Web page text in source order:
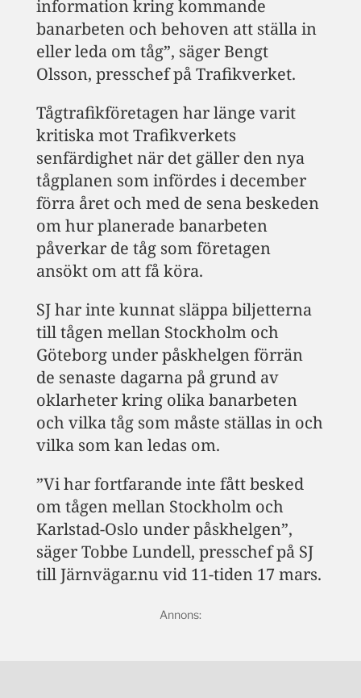
information kring kommande
banarbeten och behoven att ställa in
eller leda om tåg”, säger Bengt
Olsson, presschef på Trafikverket.
Tågtrafikföretagen har länge varit
kritiska mot Trafikverkets
senfärdighet när det gäller den nya
tågplanen som infördes i december
förra året och med de sena beskeden
om hur planerade banarbeten
påverkar de tåg som företagen
ansökt om att få köra.
SJ har inte kunnat släppa biljetterna
till tågen mellan Stockholm och
Göteborg under påskhelgen förrän
de senaste dagarna på grund av
oklarheter kring olika banarbeten
och vilka tåg som måste ställas in och
vilka som kan ledas om.
”Vi har fortfarande inte fått besked
om tågen mellan Stockholm och
Karlstad-Oslo under påskhelgen”,
säger Tobbe Lundell, presschef på SJ
till Järnvägar.nu vid 11-tiden 17 mars.